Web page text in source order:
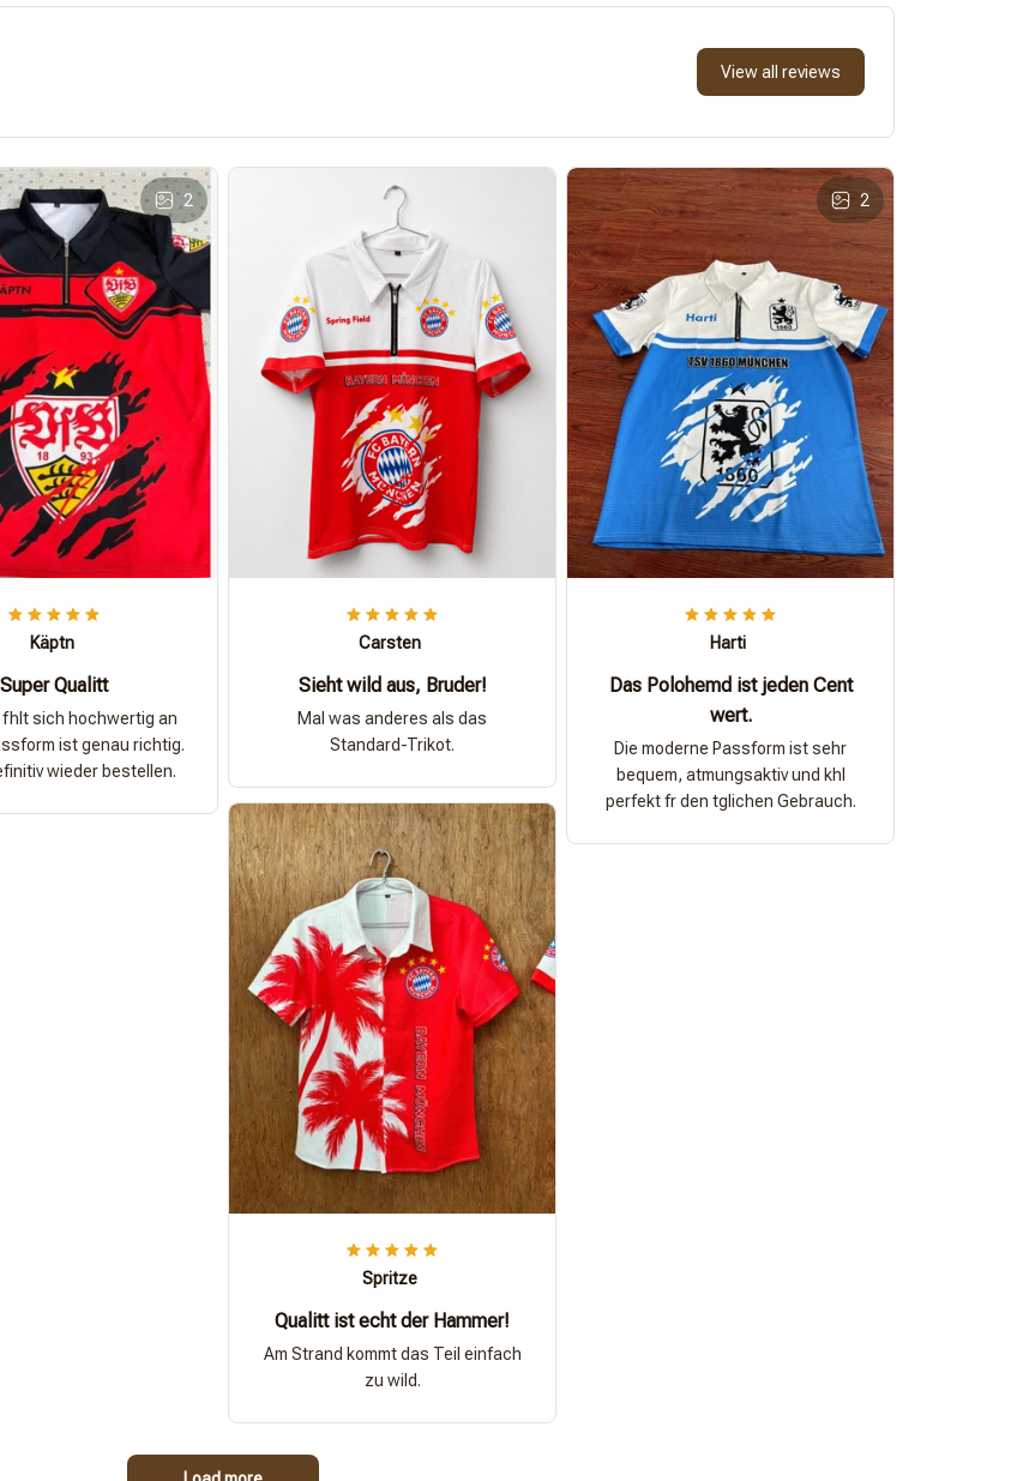
View all reviews
2
Käptn
Super Qualitt
fhlt sich hochwertig an
ist genau richtig.
wieder bestellen.
Carsten
Sieht wild aus, Bruder!
Mal was anderes als das
Standard-Trikot.
2
Harti
Das Polohemd ist jeden Cent
wert.
Die moderne Passform ist sehr
bequem, atmungsaktiv und khl
perfekt fr den tglichen Gebrauch.
Spritze
Qualitt ist echt der Hammer!
Am Strand kommt das Teil einfach
zu wild.